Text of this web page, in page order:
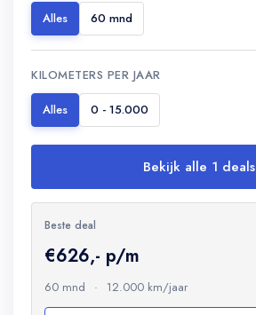
Alles 60 mnd
KILOMETERS PER JAAR
Alles 0 - 15.000
Bekijk alle 1 deals
Beste deal
€626,- p/m
60 mnd · 12.000 km/jaar